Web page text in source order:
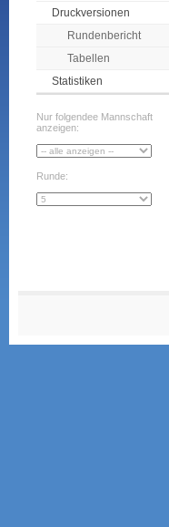
Druckversionen
Rundenbericht
Tabellen
Statistiken
Nur folgendee Mannschaft
anzeigen:
Runde: